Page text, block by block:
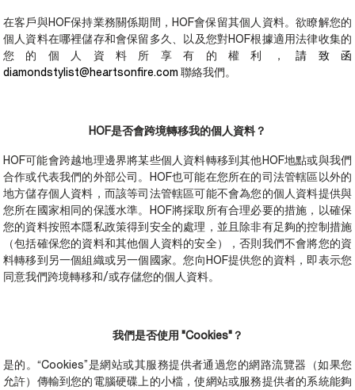
在客戶與HOF保持業務關係期間，HOF會保留其個人資料。欲瞭解您的
個人資料在哪裡儲存和會保留多久、以及您對HOF根據適用法律收集的
您的個人資料所享有的權利，請致函
diamondstylist@heartsonfire.com聯絡我們。
HOF是否會跨境轉移我的個人資料？
HOF可能會跨越地理邊界將某些個人資料轉移到其他HOF地點或與我們
合作或代表我們的外部公司。HOF也可能在您所在的司法管轄區以外的
地方儲存個人資料，而該等司法管轄區可能不會為您的個人資料提供與
您所在國家相同的保護水準。HOF將採取所有合理必要的措施，以確保
您的資料按照本隱私政策得到安全的處理，並且除非有足夠的控制措施
（包括確保您的資料和其他個人資料的安全），否則我們不會將您的資
料轉移到另一個組織或另一個國家。您向HOF提供您的資料，即表示您
同意我們跨境轉移和/或存儲您的個人資料。
我們是否使用 "Cookies"？
是的。“Cookies”是網站或其服務提供者通過您的網路流覽器（如果您
允許）傳輸到您的電腦硬碟上的小檔，使網站或服務提供者的系統能夠